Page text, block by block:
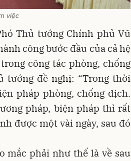
việc
Thủ tướng Chính phủ Vũ
công bước đầu của cả hệ
công tác phòng, chống
tướng đề nghị: “Trong thời
pháp phòng, chống dịch.
pháp, biện pháp thì rất
được một vài ngày, sau đó
mắc phải như thế là về sau